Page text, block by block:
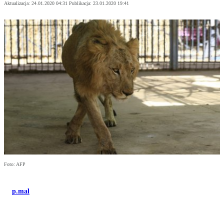
Aktualizacja: 24.01.2020 04:31 Publikacja: 23.01.2020 19:41
Foto: AFP
p.mal